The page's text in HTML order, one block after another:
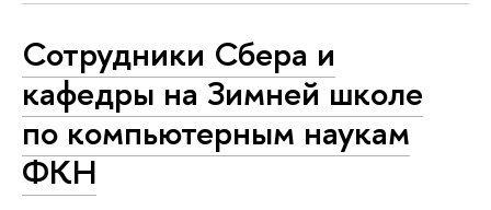
Сотрудники Сбера и
кафедры на Зимней школе
по компьютерным наукам
ФКН